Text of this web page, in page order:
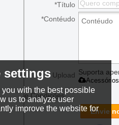
*Título
*Contéudo
Upload Suporta
Acessórios
e Condições
Envie
settings
with the best possible
us to analyze user
improve the website for